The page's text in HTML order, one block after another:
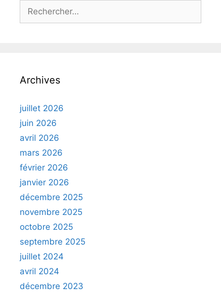
Rechercher :
Archives
juillet 2026
juin 2026
avril 2026
mars 2026
février 2026
janvier 2026
décembre 2025
novembre 2025
octobre 2025
septembre 2025
juillet 2024
avril 2024
décembre 2023